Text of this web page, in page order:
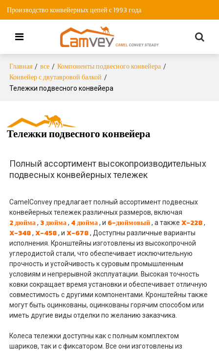
Производство конвейерных цепей с 1993 года
Главная / все / Компоненты подвесного конвейера /
Конвейер с двутавровой балкой /
Тележки подвесного конвейера
Тележки подвесного конвейера
Полный ассортимент высокопроизводительных
подвесных конвейерных тележек
CamelConvey предлагает полный ассортимент подвесных
конвейерных тележек различных размеров, включая
2 дюйма, 3 дюйма, 4 дюйма, и 6-дюймовый, а такжеX-228,
X-348,X-458, иX-678, Доступны различные варианты
исполнения. Кронштейны изготовлены из высокопрочной
углеродистой стали, что обеспечивает исключительную
прочность и устойчивость к суровым промышленным
условиям и непрерывной эксплуатации. Высокая точность
ковки сокращает время установки и обеспечивает отличную
совместимость с другими компонентами. Кронштейны также
могут быть оцинкованы, оцинкованы горячим способом или
иметь другие виды отделки по желанию заказчика.
Колеса тележки доступны как с полным комплектом
шариков, так и с фиксатором. Все они изготовлены из